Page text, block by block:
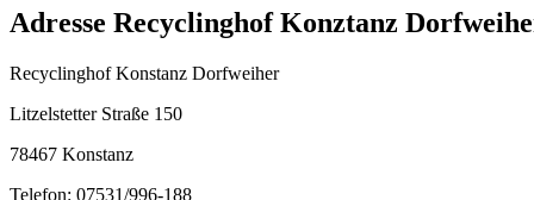
Adresse Recyclinghof Konztanz
Recyclinghof Konstanz Dorfweiher
Litzelstetter Straße 150
78467 Konstanz
Telefon: 07531/996-188